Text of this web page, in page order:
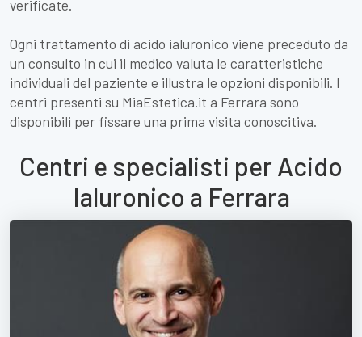
verificate.
Ogni trattamento di acido ialuronico viene preceduto da
un consulto in cui il medico valuta le caratteristiche
individuali del paziente e illustra le opzioni disponibili. I
centri presenti su MiaEstetica.it a Ferrara sono
disponibili per fissare una prima visita conoscitiva.
Centri e specialisti per Acido
Ialuronico a Ferrara